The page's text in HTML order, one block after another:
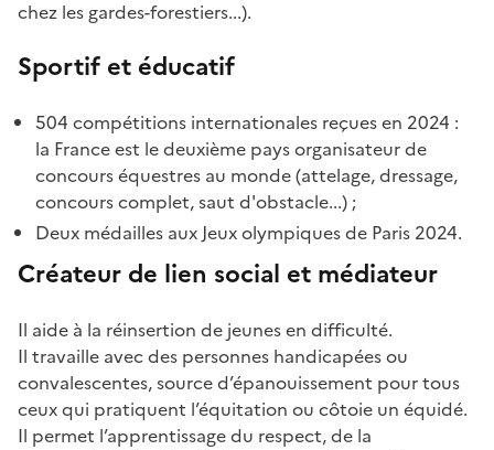
chez les gardes-forestiers...).
Sportif et éducatif
504 compétitions internationales reçues en 2024 :
la France est le deuxième pays organisateur de
concours équestres au monde (attelage, dressage,
concours complet, saut d'obstacle...) ;
Deux médailles aux Jeux olympiques de Paris 2024.
Créateur de lien social et médiateur
Il aide à la réinsertion de jeunes en difficulté.
Il travaille avec des personnes handicapées ou
convalescentes, source d’épanouissement pour tous
ceux qui pratiquent l’équitation ou côtoie un équidé.
Il permet l’apprentissage du respect, de la